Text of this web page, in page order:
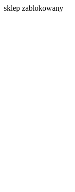
sklep zablokowany